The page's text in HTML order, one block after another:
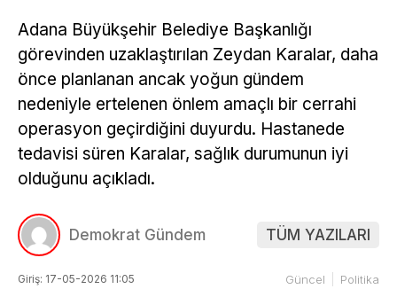
Adana Büyükşehir Belediye Başkanlığı
görevinden uzaklaştırılan Zeydan Karalar, daha
önce planlanan ancak yoğun gündem
nedeniyle ertelenen önlem amaçlı bir cerrahi
operasyon geçirdiğini duyurdu. Hastanede
tedavisi süren Karalar, sağlık durumunun iyi
olduğunu açıkladı.
Demokrat Gündem TÜM YAZILARI
Giriş: 17-05-2026 11:05
Güncel Politika